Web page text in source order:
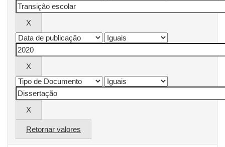
Retornar valores